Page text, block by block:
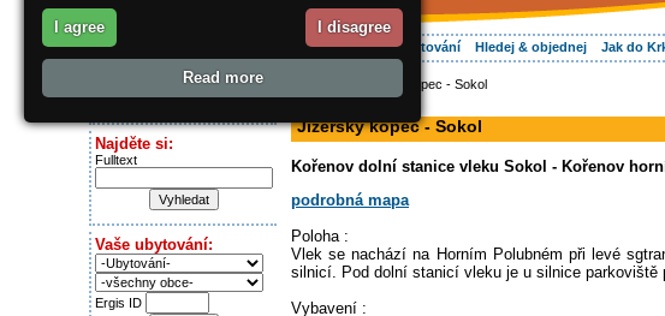
O regionu Vaše dovolená Ubytování Hledej & objednej Jak do
Dnes je:
Najděte si:
Fulltext
Vaše ubytování:
Ergis ID
> Jizerský kopec - Sokol
Jizerský kopec - Sokol
Kořenov dolní stanice vleku Sokol - Kořenov
podrobná mapa
Poloha :
Vlek se nachází na Horním Polubném při levé
silnicí. Pod dolní stanicí vleku je u silnice parkoviště
Vybavení :
I agree I disagree
Read more